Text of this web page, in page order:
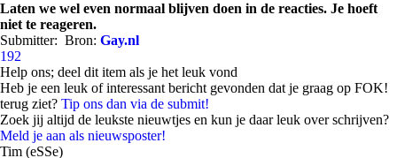
Laten we wel even normaal blijven doen in de reacties. Je hoeft
niet te reageren.
Submitter: Bron: Gay.nl
192
Help ons; deel dit item als je het leuk vond
Heb je een leuk of interessant bericht gevonden dat je graag op FOK!
terug ziet? Tip ons dan via de submit!
Zoek jij altijd de leukste nieuwtjes en kun je daar leuk over schrijven?
Meld je aan als nieuwsposter!
Tim (eSSe)